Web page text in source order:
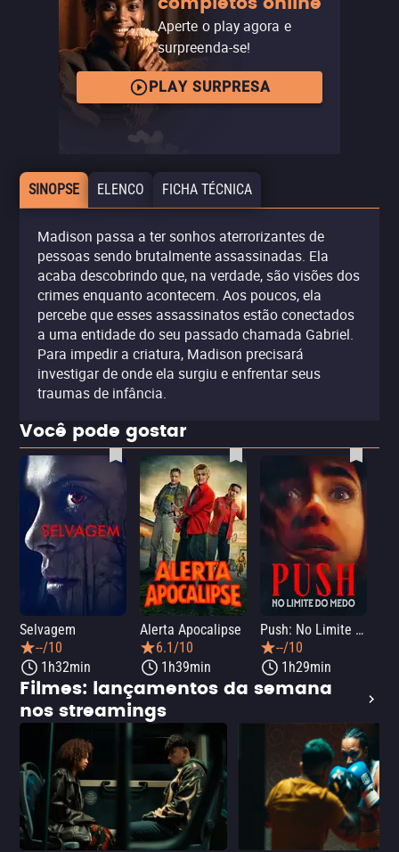
Aperte o play agora e
surpreenda-se!
PLAY SURPRESA
SINOPSE ELENCO FICHA TÉCNICA
Madison passa a ter sonhos aterrorizantes de
pessoas sendo brutalmente assassinadas. Ela
acaba descobrindo que, na verdade, são visões dos
crimes enquanto acontecem. Aos poucos, ela
percebe que esses assassinatos estão conectados
a uma entidade do seu passado chamada Gabriel.
Para impedir a criatura, Madison precisará
investigar de onde ela surgiu e enfrentar seus
traumas de infância.
Você pode gostar
Selvagem
--/10
1h32min
Alerta Apocalipse
6.1/10
1h39min
Push: No Limite do Medo
--/10
1h29min
Filmes: lançamentos da semana
nos streamings